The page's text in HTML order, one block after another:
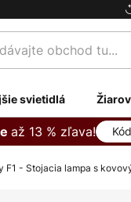
svietidlá
až 13 % zľava!
F1 - Stojacia lampa s